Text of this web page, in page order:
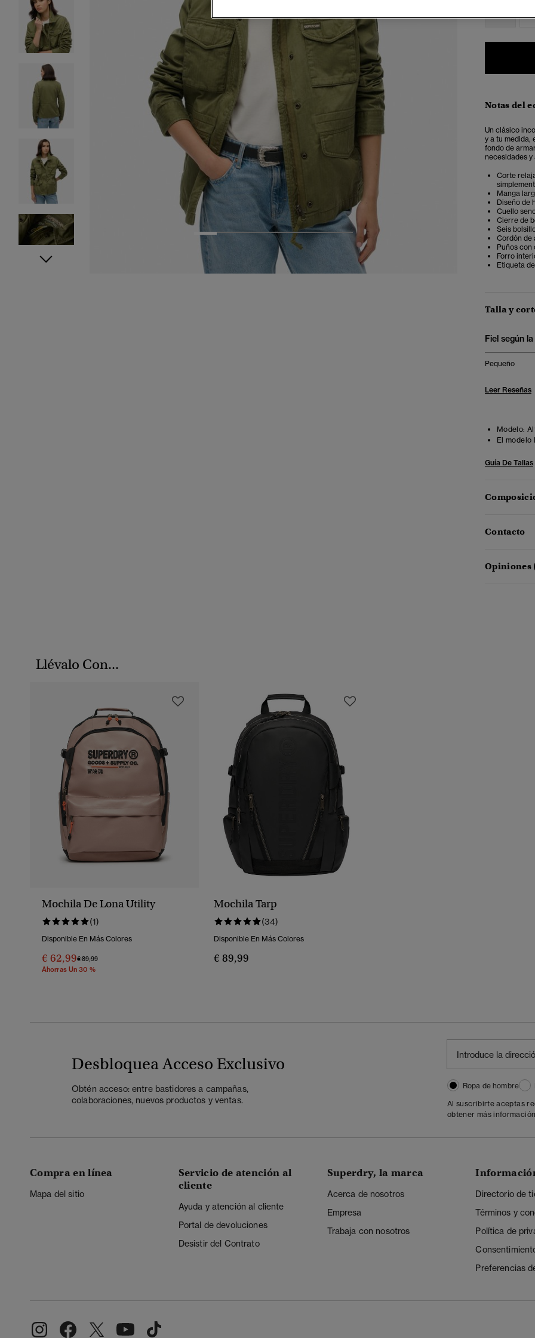
4 5
Notas del
Un clásico
y a tu medida,
fondo de
necesidades
Corte
Manga
Diseño de
Cuello
Cierre de
Seis
Cordón de
Puños con
Forro
Etiqueta
Talla y
Fiel según
Pequeño
Leer Reseñas
Modelo:
El modelo
Guía De Tallas
Contacto
Opiniones
Llévalo Con...
Mochila De Lona Utility
(1)
Disponible En Más Colores
€ 62,99Precio Rebajado De
€ 89,99A
Ahorras Un 30 %
Mochila Tarp
(34)
Disponible En Más Colores
€ 89,99
Desbloquea Acceso Exclusivo
Obtén acceso: entre bastidores a campañas,
colaboraciones, nuevos productos y ventas.
Ropa de hombre
Al suscribirte aceptas
obtener más
Compra en línea
Mapa del sitio
Servicio de atención al
cliente
Ayuda y atención al cliente
Portal de devoluciones
Desistir del Contrato
Superdry, la marca
Acerca de nosotros
Empresa
Trabaja con nosotros
Directorio de
Términos y
Política de
Preferencias